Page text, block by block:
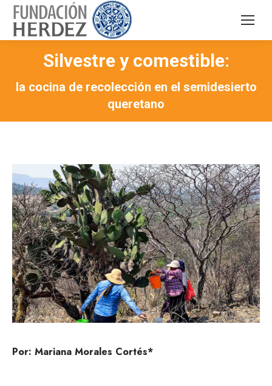
Silvestre y comestible:
la cocina de recolección en el semidesierto
queretano
Por: Mariana Morales Cortés*